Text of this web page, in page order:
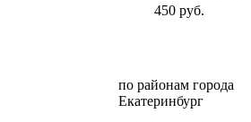
450 руб.
по районам города
Екатеринбург